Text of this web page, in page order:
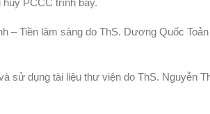
PCCC trình bày.
– Tiền lâm sàng do ThS. Dương Quốc
sử dụng tài liệu thư viện do ThS. Nguyễn